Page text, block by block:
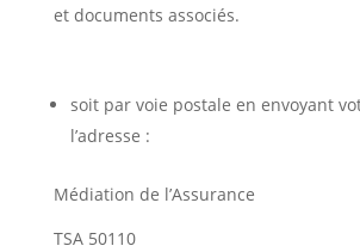
et documents associés.
soit par voie postale en envoyant
l’adresse :
Médiation de l’Assurance
TSA 50110